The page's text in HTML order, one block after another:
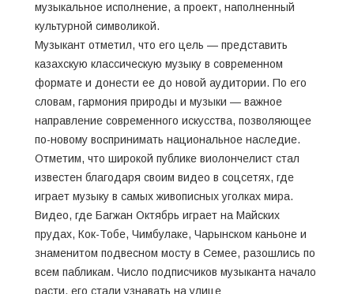
музыкальное исполнение, а проект, наполненный
культурной символикой.
Музыкант отметил, что его цель — представить
казахскую классическую музыку в современном
формате и донести ее до новой аудитории. По его
словам, гармония природы и музыки — важное
направление современного искусства, позволяющее
по-новому воспринимать национальное наследие.
Отметим, что широкой публике виолончелист стал
известен благодаря своим видео в соцсетях, где
играет музыку в самых живописных уголках мира.
Видео, где Багжан Октябрь играет на Майских
прудах, Кок-Тобе, Чимбулаке, Чарынском каньоне и
знаменитом подвесном мосту в Семее, разошлись по
всем пабликам. Число подписчиков музыканта начало
расти, его стали узнавать на улице